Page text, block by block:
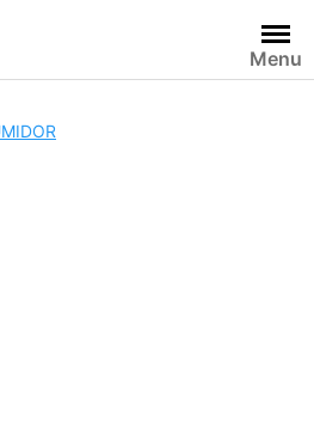
Menu